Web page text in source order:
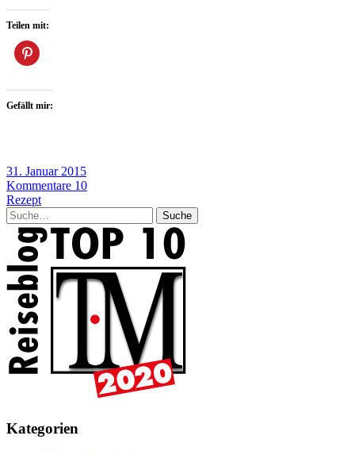
Teilen mit:
Gefällt mir:
31. Januar 2015
Kommentare 10
Rezept
Suche
Kategorien